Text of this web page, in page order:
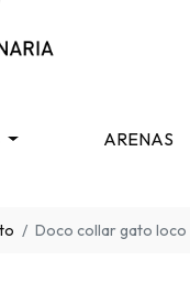
ARENAS
Doco collar gato loco